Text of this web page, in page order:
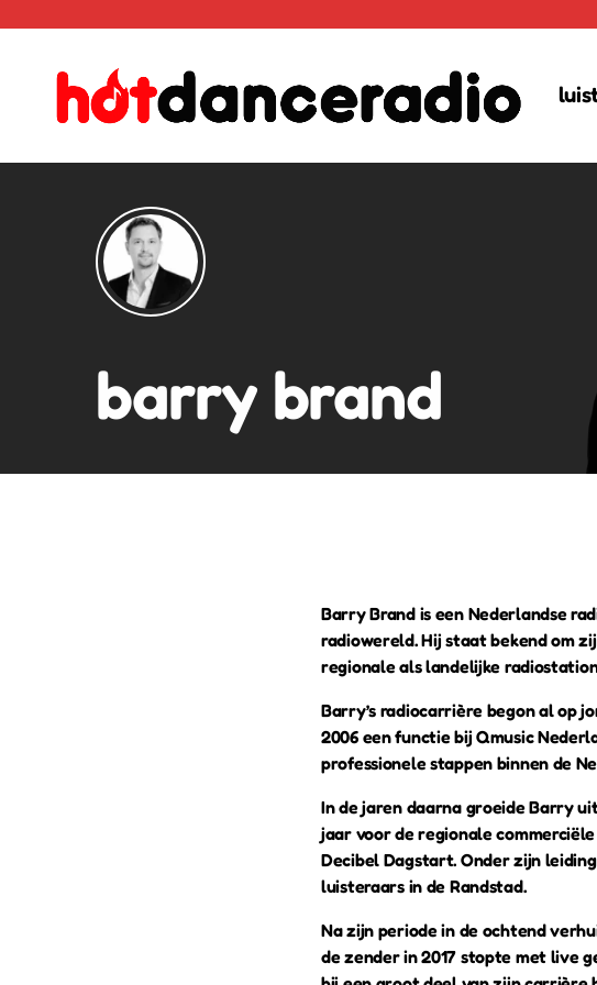
barry brand
Barry Brand is een Nederlandse
radiowereld. Hij staat bekend om
regionale als landelijke
Barry’s radiocarrière begon al op
2006 een functie bij Qmusic
professionele stappen binnen de
In de jaren daarna groeide Barry
jaar voor de regionale
Decibel Dagstart. Onder zijn
luisteraars in de Randstad.
Na zijn periode in de ochtend
de zender in 2017 stopte met live